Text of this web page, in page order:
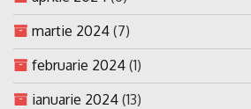
martie 2024 (7)
februarie 2024 (1)
ianuarie 2024 (13)